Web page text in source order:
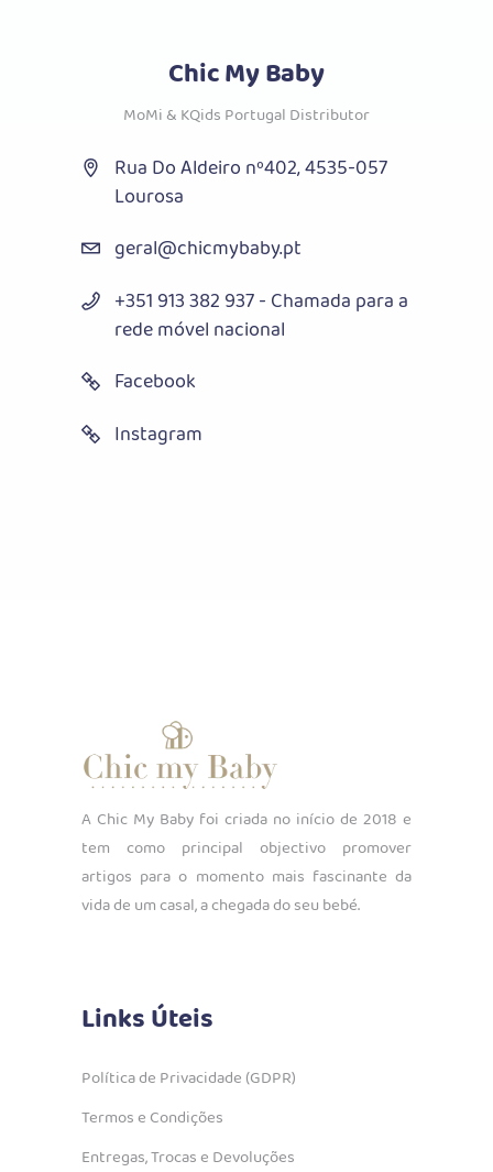
Chic My Baby
MoMi & KQids Portugal Distributor
Rua Do Aldeiro nº402, 4535-057
Lourosa
geral@chicmybaby.pt
+351 913 382 937 - Chamada para a
rede móvel nacional
Facebook
Instagram
A Chic My Baby foi criada no início de 2018 e
tem como principal objectivo promover
artigos para o momento mais fascinante da
vida de um casal, a chegada do seu bebé.
Links Úteis
Política de Privacidade (GDPR)
Termos e Condições
Entregas, Trocas e Devoluções